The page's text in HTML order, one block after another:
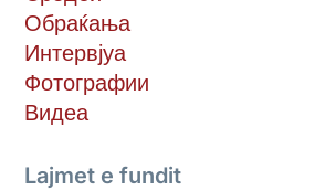
Обраќања
Интервјуа
Фотографии
Видеа
Lajmet e fundit